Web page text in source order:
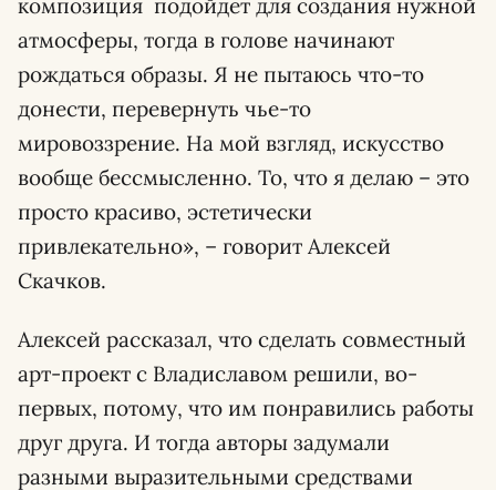
композиция подойдет для создания нужной
атмосферы, тогда в голове начинают
рождаться образы. Я не пытаюсь что-то
донести, перевернуть чье-то
мировоззрение. На мой взгляд, искусство
вообще бессмысленно. То, что я делаю – это
просто красиво, эстетически
привлекательно», – говорит Алексей
Скачков.
Алексей рассказал, что сделать совместный
арт-проект с Владиславом решили, во-
первых, потому, что им понравились работы
друг друга. И тогда авторы задумали
разными выразительными средствами